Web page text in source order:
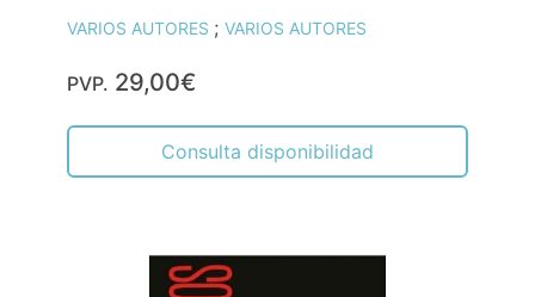
VARIOS AUTORES ; VARIOS AUTORES
PVP. 29,00€
Consulta disponibilidad